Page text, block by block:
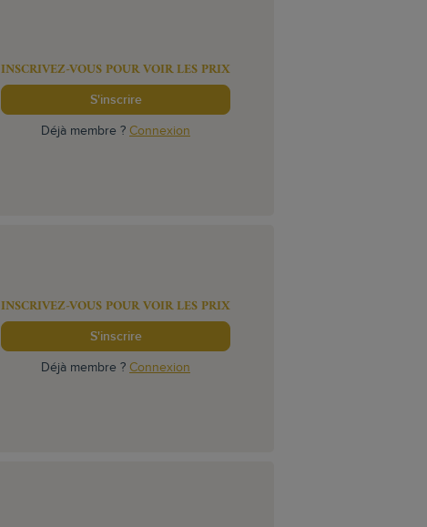
INSCRIVEZ-VOUS POUR VOIR LES PRIX
S'inscrire
Déjà membre ? Connexion
INSCRIVEZ-VOUS POUR VOIR LES PRIX
S'inscrire
Déjà membre ? Connexion